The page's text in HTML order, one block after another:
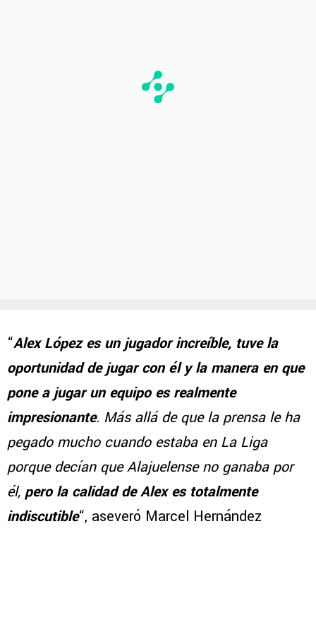
“Alex López es un jugador increíble, tuve la
oportunidad de jugar con él y la manera en que
pone a jugar un equipo es realmente
impresionante. Más allá de que la prensa le ha
pegado mucho cuando estaba en La Liga
porque decían que Alajuelense no ganaba por
él, pero la calidad de Alex es totalmente
indiscutible“, aseveró Marcel Hernández